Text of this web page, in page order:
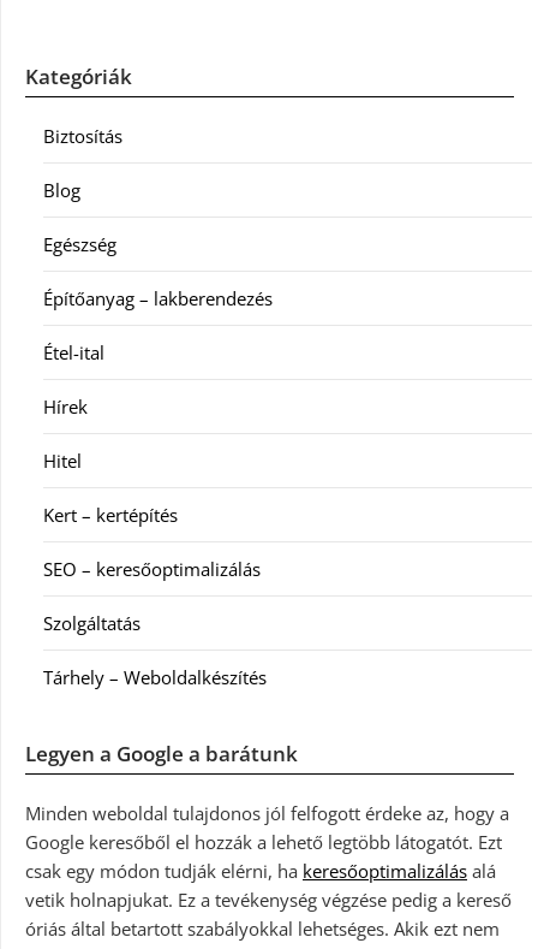
Kategóriák
Biztosítás
Blog
Egészség
Építőanyag – lakberendezés
Étel-ital
Hírek
Hitel
Kert – kertépítés
SEO – keresőoptimalizálás
Szolgáltatás
Tárhely – Weboldalkészítés
Legyen a Google a barátunk
Minden weboldal tulajdonos jól felfogott érdeke az, hogy a
Google keresőből el hozzák a lehető legtöbb látogatót. Ezt
csak egy módon tudják elérni, ha keresőoptimalizálás alá
vetik holnapjukat. Ez a tevékenység végzése pedig a kereső
óriás által betartott szabályokkal lehetséges. Akik ezt nem